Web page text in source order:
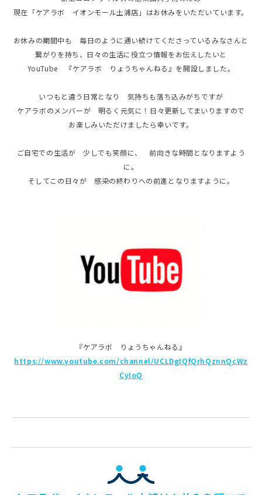
現在「ケアラボ イオンモール土浦店」はお休みをいただいています。
お休みの期間中も 毎日のように通い続けてくださっているみなさんと
繋がりを持ち、日々の生活に役立つ情報をお伝えしたいと
YouTube 『ケアラボ りょうちゃんねる』を開設しました。
いつもと違う日常となり 気持ちも落ち込みがちですが
ケアラボのメンバーが 明るく元気に！日々更新してまいりますので
お楽しみいただけましたら幸いです。
ご自宅での生活が 少しでも笑顔に、 前向きな時間となりますよう
に。
そしてこの日々が 感染の終わりへの前進となりますように。
『ケアラボ りょうちゃんねる』
https://www.youtube.com/channel/UCLDgIQfQrhQznnQcWz
CyIoQ